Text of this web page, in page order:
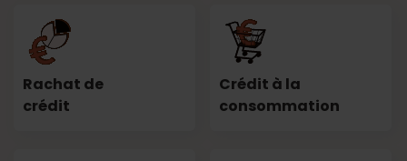
Rachat de
crédit
Crédit à la
consommation